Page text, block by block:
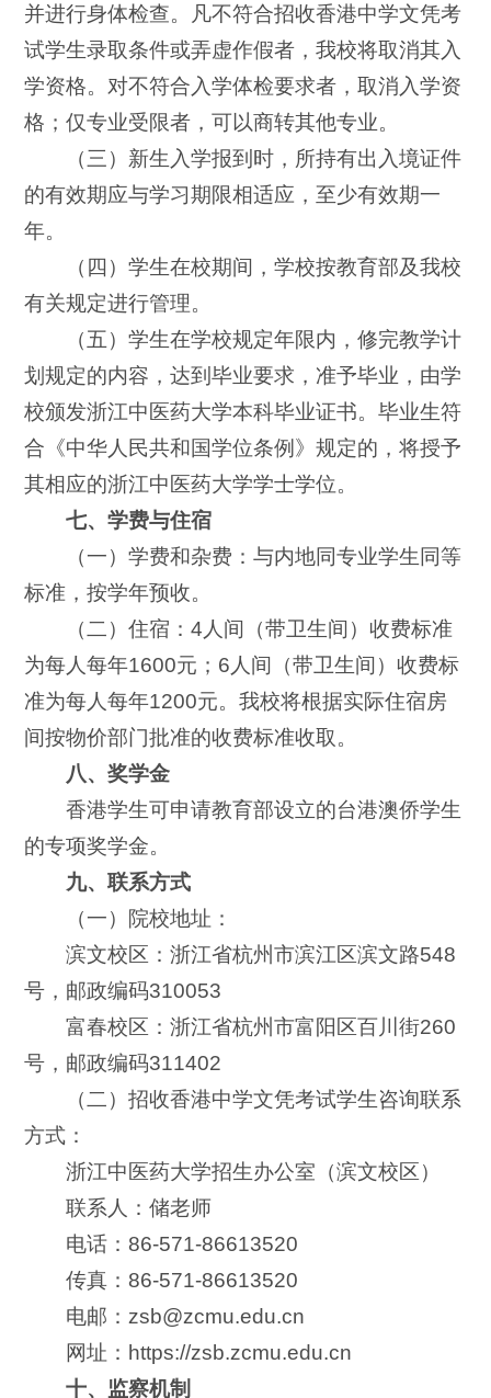
并进行身体检查。凡不符合招收香港中学文凭考
试学生录取条件或弄虚作假者，我校将取消其入
学资格。对不符合入学体检要求者，取消入学资
格；仅专业受限者，可以商转其他专业。
（三）新生入学报到时，所持有出入境证件
的有效期应与学习期限相适应，至少有效期一
年。
（四）学生在校期间，学校按教育部及我校
有关规定进行管理。
（五）学生在学校规定年限内，修完教学计
划规定的内容，达到毕业要求，准予毕业，由学
校颁发浙江中医药大学本科毕业证书。毕业生符
合《中华人民共和国学位条例》规定的，将授予
其相应的浙江中医药大学学士学位。
七、学费与住宿
（一）学费和杂费：与内地同专业学生同等
标准，按学年预收。
（二）住宿：4人间（带卫生间）收费标准
为每人每年1600元；6人间（带卫生间）收费标
准为每人每年1200元。我校将根据实际住宿房
间按物价部门批准的收费标准收取。
八、奖学金
香港学生可申请教育部设立的台港澳侨学生
的专项奖学金。
九、联系方式
（一）院校地址：
滨文校区：浙江省杭州市滨江区滨文路548
号，邮政编码310053
富春校区：浙江省杭州市富阳区百川街260
号，邮政编码311402
（二）招收香港中学文凭考试学生咨询联系
方式：
浙江中医药大学招生办公室（滨文校区）
联系人：储老师
电话：86-571-86613520
传真：86-571-86613520
电邮：zsb@zcmu.edu.cn
网址：https://zsb.zcmu.edu.cn
十、监察机制